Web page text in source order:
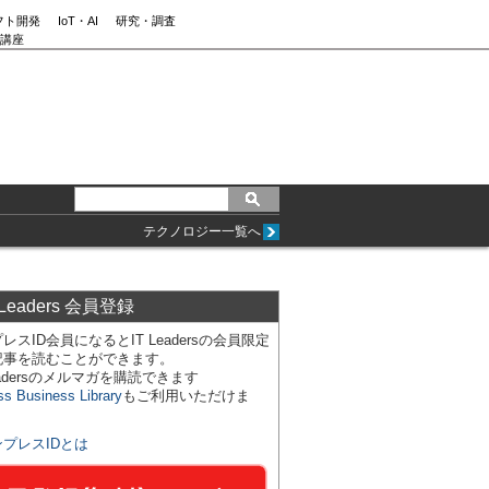
ト開発 IoT・AI
研究・調査
座
テクノロジー一覧へ
会員登録
スID会員になるとIT Leadersの会員限定
を読むことができます。
のメルマガを購読できます
Business Libraryもご利用いただけま
プレスIDとは